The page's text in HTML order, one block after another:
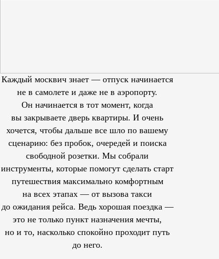
Каждый москвич знает — отпуск начинается
не в самолете и даже не в аэропорту.
Он начинается в тот момент, когда
вы закрываете дверь квартиры. И очень
хочется, чтобы дальше все шло по вашему
сценарию: без пробок, очередей и поиска
свободной розетки. Мы собрали
инструменты, которые помогут сделать старт
путешествия максимально комфортным
на всех этапах — от вызова такси
до ожидания рейса. Ведь хорошая поездка —
это не только пункт назначения мечты,
но и то, насколько спокойно проходит путь
до него.